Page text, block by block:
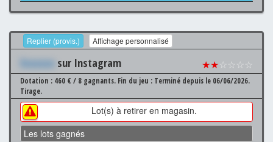
Replier (provis.) Affichage personnalisé
Xxxxxxx sur Instagram ★★☆☆☆☆
Dotation : 460 € / 8 gagnants. Fin du jeu : Terminé depuis le 06/06/2026.
Tirage.
Lot(s) à retirer en magasin.
Les lots gagnés